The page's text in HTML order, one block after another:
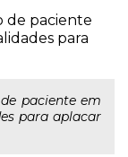
de paciente
para
paciente em
para aplacar